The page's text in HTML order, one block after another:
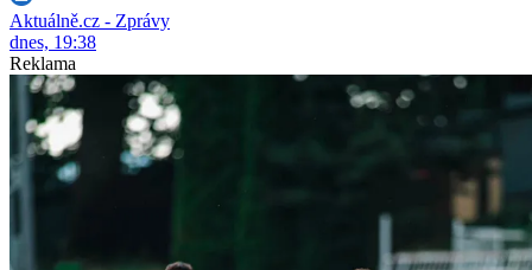
Aktuálně.cz - Zprávy
dnes, 19:38
Reklama